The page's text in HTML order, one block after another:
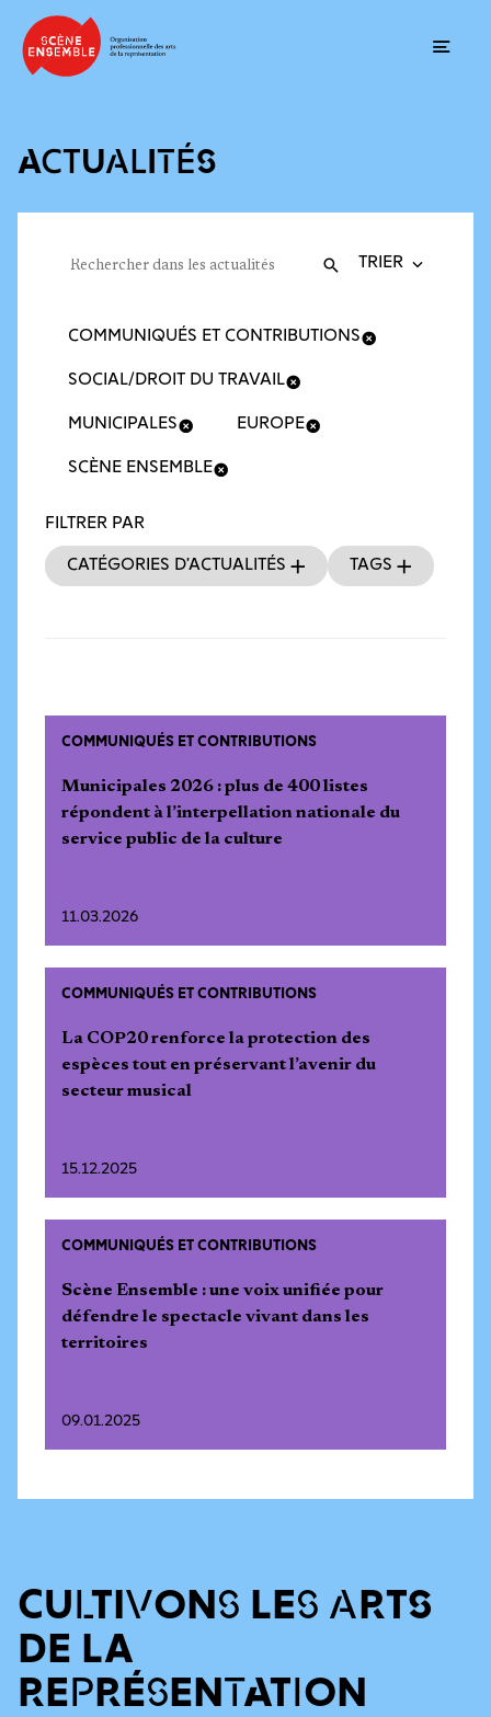
ACTUALITÉS
Recherche
Valider
FILTRER PAR
Catégories d’actualités Tags
COMMUNIQUÉS ET CONTRIBUTIONS
SOCIAL/DROIT DU TRAVAIL
MUNICIPALES EUROPE
SCÈNE ENSEMBLE
COMMUNIQUÉS ET CONTRIBUTIONS
Municipales 2026 : plus de 400 listes
répondent à l’interpellation nationale du
service public de la culture
11.03.2026
COMMUNIQUÉS ET CONTRIBUTIONS
La COP20 renforce la protection des
espèces tout en préservant l’avenir du
secteur musical
15.12.2025
COMMUNIQUÉS ET CONTRIBUTIONS
Scène Ensemble : une voix unifiée pour
défendre le spectacle vivant dans les
territoires
09.01.2025
CULTIVONS LES ARTS
DE LA
REPRÉSENTATION